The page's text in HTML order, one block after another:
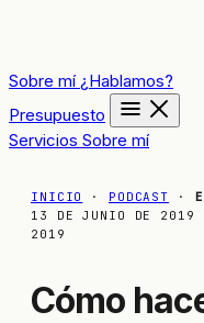
Sobre mí ¿Hablamos?
Presupuesto
Servicios Sobre mí
INICIO · PODCAST ·
13 DE JUNIO DE 2019
2019
Cómo